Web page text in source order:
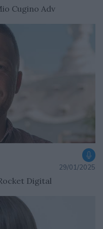
Cugino Adv
29/01/2025
Digital